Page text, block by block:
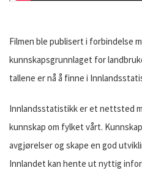
Filmen ble publisert i forbindelse
kunnskapsgrunnlaget for
tallene er nå å finne i
Innlandsstatistikk er et nettsted
kunnskap om fylket vårt.
avgjørelser og skape en god
Innlandet kan hente ut nyttig